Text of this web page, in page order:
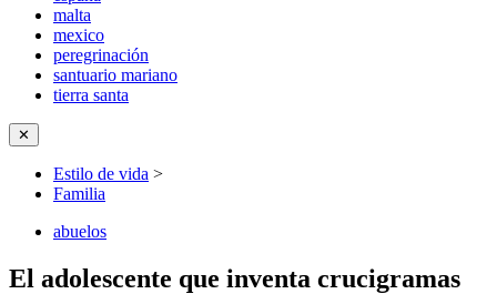
malta
mexico
peregrinación
santuario mariano
tierra santa
✕
Estilo de vida >
Familia
abuelos
El adolescente que inventa crucigramas